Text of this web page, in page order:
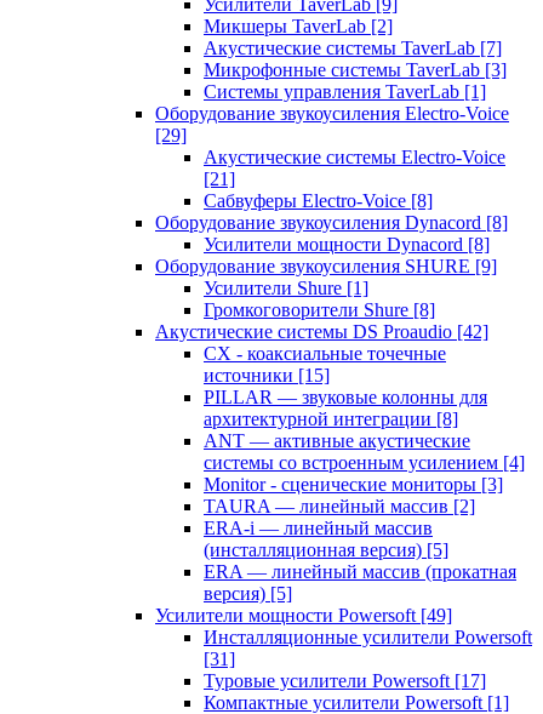
Усилители TaverLab [9]
Микшеры TaverLab [2]
Акустические системы TaverLab [7]
Микрофонные системы TaverLab [3]
Системы управления TaverLab [1]
Оборудование звукоусиления Electro-Voice
[29]
Акустические системы Electro-Voice
[21]
Сабвуферы Electro-Voice [8]
Оборудование звукоусиления Dynacord [8]
Усилители мощности Dynacord [8]
Оборудование звукоусиления SHURE [9]
Усилители Shure [1]
Громкоговорители Shure [8]
Акустические системы DS Proaudio [42]
CX - коаксиальные точечные
источники [15]
PILLAR — звуковые колонны для
архитектурной интеграции [8]
ANT — активные акустические
системы со встроенным усилением [4]
Monitor - сценические мониторы [3]
TAURA — линейный массив [2]
ERA-i — линейный массив
(инсталляционная версия) [5]
ERA — линейный массив (прокатная
версия) [5]
Усилители мощности Powersoft [49]
Инсталляционные усилители Powersoft
[31]
Туровые усилители Powersoft [17]
Компактные усилители Powersoft [1]